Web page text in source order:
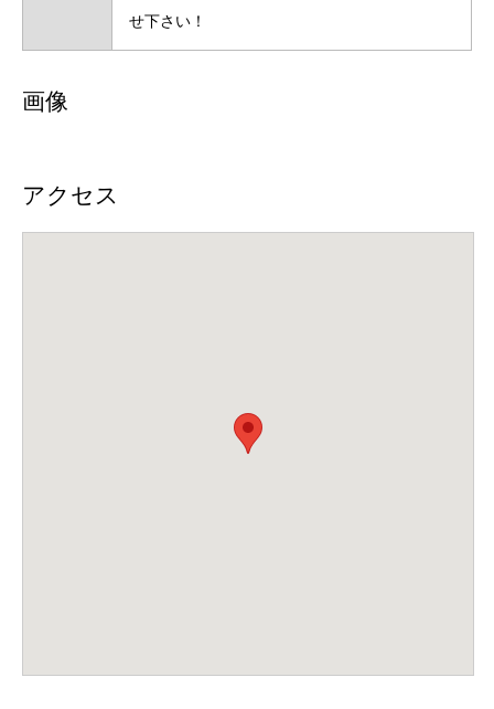
せ下さい！
画像
アクセス